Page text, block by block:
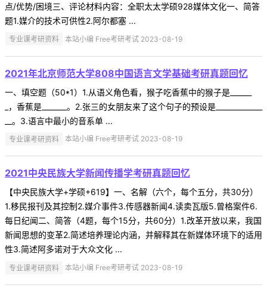
点/优势/困境三、评论材料内容：全职太太学硕928媒体文化一、简答
题1.媒介的技术可供性2.阿尔都塞 ...
专业课考研资料 本站小编 Free考研考试 2023-08-19
2021年北京师范大学808中国语言文学基础考研真题回忆
一、填空题（50*1）1.从语义角色看，猴子吃香蕉中的猴子是______
_，香蕉是_______。2.张三的女朋友来了这个句子的预设是_____________
__。3.语言中最小的音系单 ...
专业课考研资料 本站小编 Free考研考试 2023-08-19
2021中央民族大学新闻传播学考研真题回忆
【中央民族大学+学硕+619】一、名解（六个，每个五分，共30分）
1.移民报刊及其控制2.媒介事件3.传感器新闻4.读卖瓦版5.曾格案件6.
每日纪闻二、简答（4题，每个15分，共60分）1.改革开放以来，我国
新闻思想的变革2.简述培养理论内涵，并解释其在新媒体环境下的适用
性3.简述阿多诺对于大众文化 ...
专业课考研资料 本站小编 Free考研考试 2023-08-19